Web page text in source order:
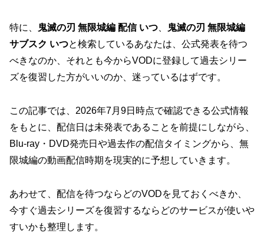
特に、 鬼滅の刃 無限城編 配信 いつ
鬼滅の刃 無限城編
サブスク いつと検索しているあなたは、公式発表を待つ
べきなのか、それとも今からVODに登録して過去シリー
ズを復習した方がいいのか、迷っているはずです。
この記事では、2026年7月9日時点で確認できる公式情報
をもとに、 配信日は未発表であること を前提にしながら、
Blu-ray・DVD発売日や過去作の配信タイミングから、無
限城編の動画配信時期を現実的に予想していきます。
あわせて、配信を待つならどのVODを見ておくべきか、
今すぐ過去シリーズを復習するならどのサービスが使いや
すいかも整理します。